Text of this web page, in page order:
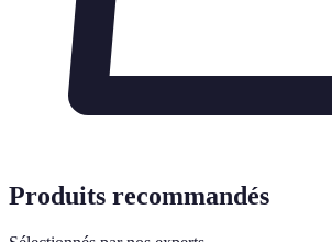
Produits recommandés